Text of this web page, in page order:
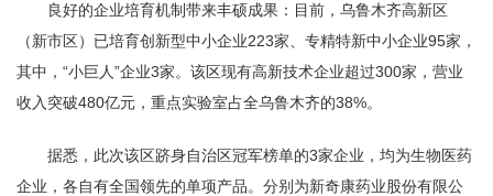
良好的企业培育机制带来丰硕成果：目前，乌鲁木齐高新区
（新市区）已培育创新型中小企业223家、专精特新中小企业95家，
其中，“小巨人”企业3家。该区现有高新技术企业超过300家，营业
收入突破480亿元，重点实验室占全乌鲁木齐的38%。
据悉，此次该区跻身自治区冠军榜单的3家企业，均为生物医药
企业，各自有全国领先的单项产品。分别为新奇康药业股份有限公